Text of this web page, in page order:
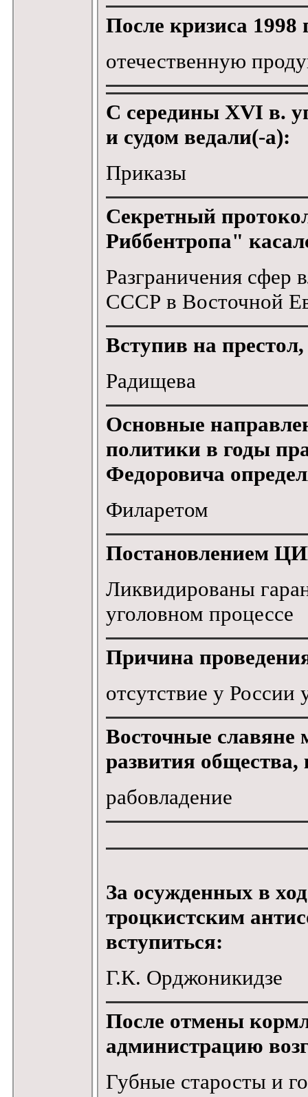
После кризиса 1998
отечественную
С середины XVI в.
и судом ведали(-а):
Приказы
Секретный
Риббентропа"
Разграничения сфер
СССР в Восточной
Вступив на
Радищева
Основные
политики в годы
Федоровича
Филаретом
Постановлением
Ликвидированы
уголовном процессе
Причина
отсутствие у
Восточные
развития общества,
рабовладение
За осужденных в
троцкистским
вступиться:
Г.К. Орджоникидзе
После отмены
администрацию
Губные старосты и